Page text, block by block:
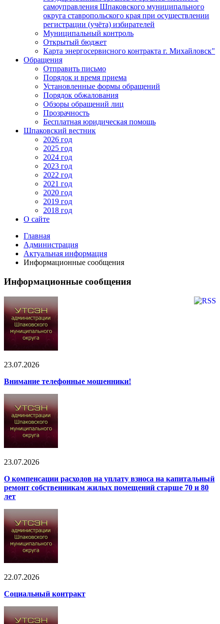
самоуправления Шпаковского муниципального
округа ставропольского края при осуществлении
регистрации (учёта) избирателей
Муниципальный контроль
Открытый бюджет
Карта энергосервисного контракта г. Михайловск"
Обращения
Отправить письмо
Порядок и время приема
Установленные формы обращений
Порядок обжалования
Обзоры обращений лиц
Прозрачность
Бесплатная юридическая помощь
Шпаковский вестник
2026 год
2025 год
2024 год
2023 год
2022 год
2021 год
2020 год
2019 год
2018 год
О сайте
Главная
Администрация
Актуальная информация
Информационные сообщения
Информационные сообщения
23.07.2026
Внимание телефонные мошенники!
23.07.2026
О компенсации расходов на уплату взноса на капитальный
ремонт собственникам жилых помещений старше 70 и 80
лет
22.07.2026
Социальный контракт